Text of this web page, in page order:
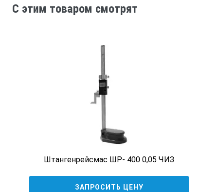
C этим товаром смотрят
Штангенрейсмас ШР- 400 0,05 ЧИЗ
ЗАПРОСИТЬ ЦЕНУ